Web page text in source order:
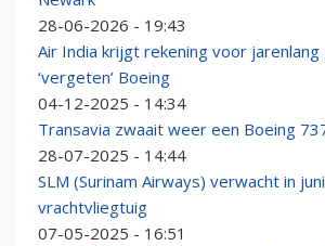
28-06-2026 - 19:43
Air India krijgt rekening voor
‘vergeten’ Boeing
04-12-2025 - 14:34
Transavia zwaait weer een Boeing
28-07-2025 - 14:44
SLM (Surinam Airways) verwacht in
vrachtvliegtuig
07-05-2025 - 16:51